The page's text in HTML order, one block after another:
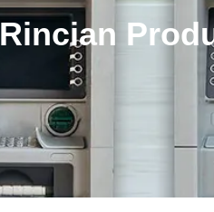
Rincian